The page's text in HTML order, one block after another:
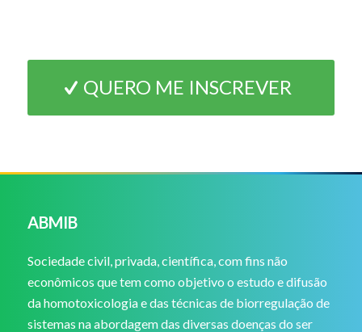
QUERO ME INSCREVER
ABMIB
Sociedade civil, privada, científica, com fins não
econômicos que tem como objetivo o estudo e difusão
da homotoxicologia e das técnicas de biorregulação de
sistemas na abordagem das diversas doenças do ser